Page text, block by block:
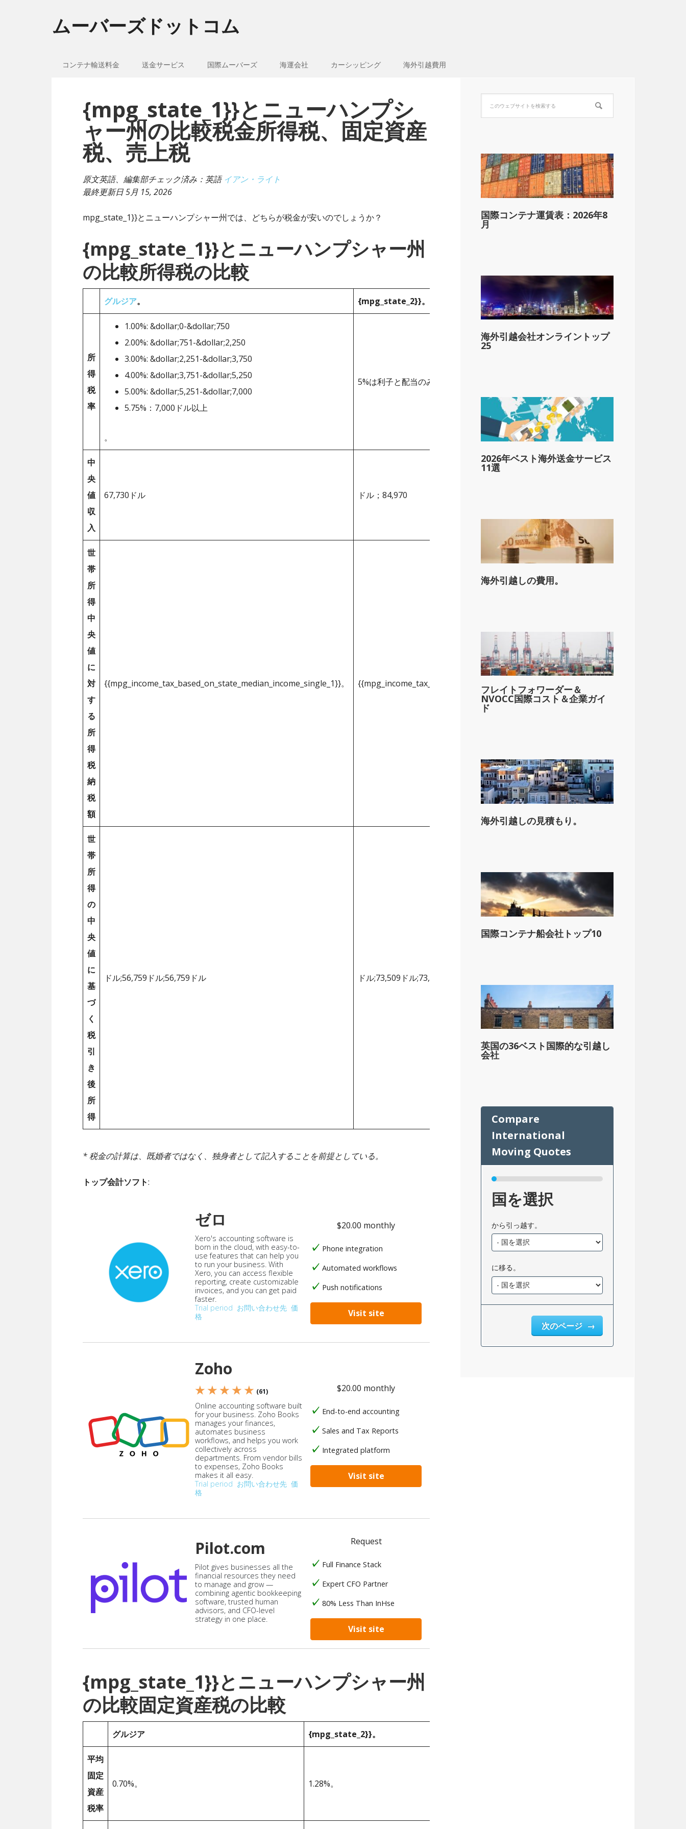
ムーバーズドットコム
コンテナ輸送料金 送金サービス 国際ムーバーズ 海運会社 カーシッピング 海外引越費用
{mpg_state_1}}とニューハンプシ
ャー州の比較税金所得税、固定資産
税、売上税
原文英語、編集部チェック済み：英語イアン・ライト
最終更新日5月 15, 2026
mpg_state_1}}とニューハンプシャー州では、どちらが税金が安いのでしょうか？
{mpg_state_1}}とニューハンプシャー州
の比較所得税の比較
グルジア。 {mpg_state_2}}。
所
得
税
率
1.00%: &dollar;0-&dollar;750
2.00%: &dollar;751-&dollar;2,250
3.00%: &dollar;2,251-&dollar;3,750
4.00%: &dollar;3,751-&dollar;5,250
5.00%: &dollar;5,251-&dollar;7,000
5.75%：7,000ドル以上
。
5%は利子と配当のみ。
中
央
値
収
入
67,730ドル ドル；84,970
世
帯
所
得
中
央
値
に
対
す
る
所
得
税
納
税
額
{{mpg_income_tax_based_on_state_median_income_single_1}}。 {{mpg_income_tax_based_on_state_median_single_2}}。
世
帯
所
得
の
中
央
値
に
基
づ
く
税
引
き
後
所
得
ドル;56,759ドル;56,759ドル ドル;73,509ドル;73,509ドル
* 税金の計算は、既婚者ではなく、独身者として記入することを前提としている。
トップ会計ソフト:
ゼロ
Xero's accounting software is
born in the cloud, with easy-to-
use features that can help you
to run your business. With
Xero, you can access flexible
reporting, create customizable
invoices, and you can get paid
faster.
Trial period お問い合わせ先 価
格
$20.00 monthly
Phone integration
Automated workflows
Push notifications
Visit site
Zoho
★ ★ ★ ★ ★ (61)
Online accounting software built
for your business. Zoho Books
manages your finances,
automates business
workflows, and helps you work
collectively across
departments. From vendor bills
to expenses, Zoho Books
makes it all easy.
Trial period お問い合わせ先 価
格
$20.00 monthly
End-to-end accounting
Sales and Tax Reports
Integrated platform
Visit site
Pilot.com
Pilot gives businesses all the
financial resources they need
to manage and grow —
combining agentic bookkeeping
software, trusted human
advisors, and CFO-level
strategy in one place.
Request
Full Finance Stack
Expert CFO Partner
80% Less Than InHse
Visit site
{mpg_state_1}}とニューハンプシャー州
の比較固定資産税の比較
グルジア {mpg_state_2}}。
平均
固定
資産
税率
0.70%。 1.28%。
国際コンテナ運賃表：2026年8
月
海外引越会社オンライントップ
25
2026年ベスト海外送金サービス
11選
海外引越しの費用。
フレイトフォワーダー＆
NVOCC国際コスト＆企業ガイ
ド
海外引越しの見積もり。
国際コンテナ船会社トップ10
英国の36ベスト国際的な引越し
会社
国を選択
から引っ越す。
に移る。
次のページ